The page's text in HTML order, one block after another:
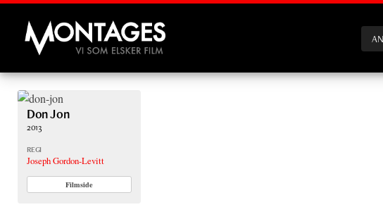
Montages
Don Jon
2013
REGI
Joseph Gordon-Levitt
Filmside